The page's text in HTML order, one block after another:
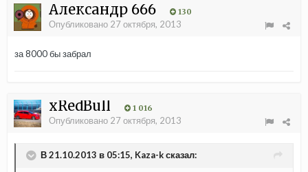
Александр 666 130
Опубликовано 27 октября, 2013
за 8000 бы забрал
xRedBull 1 016
Опубликовано 27 октября, 2013
В 21.10.2013 в 05:15, Kaza-k сказал: